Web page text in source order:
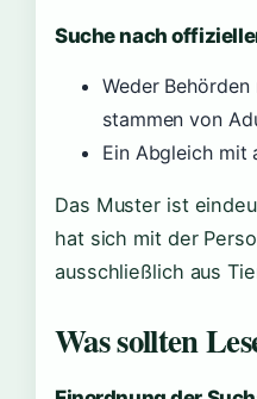
Suche nach
Weder
stammen von
Ein Abgleich mit
Das Muster ist
hat sich mit der
ausschließlich aus
Was sollten